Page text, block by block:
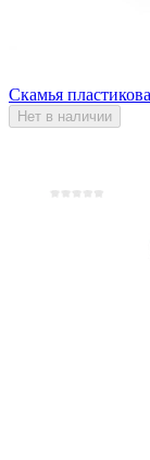
Скамья
Нет в наличии